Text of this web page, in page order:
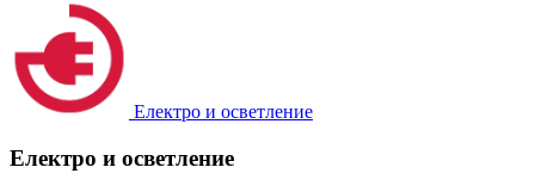
Електро и осветление
Електро и осветление